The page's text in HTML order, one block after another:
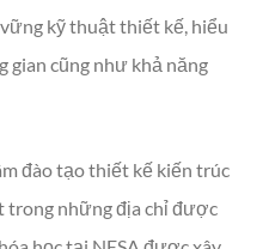
kỹ thuật thiết kế, hiểu
gian cũng như khả năng
đào tạo thiết kế kiến trúc
trong những địa chỉ được